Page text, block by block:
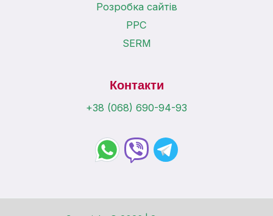
Розробка сайтів
PPC
SERM
Контакти
+38 (068) 690-94-93